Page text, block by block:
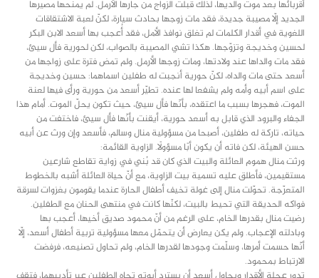
أقربائها بعد موت والديها، لذلك قبلت الزواج من جارها الأرمل. لم يمنحها مصيرها
الجديد إلّا مصيبة جديدة، فقد مات زوجها بحادث سيارة، لكنّ لعبة الاشتقاقات
اللغوية في أقدار الكلمات لم تغلق نوافذ الأمل، فقد أُعجب بها أسعد الابن البكر
لحسين وخديجة وتزوّجها. هكذا تشي المصيبة بالصواب، لكن لحورية فأل سيئ،
فقد مات والداها عند ولادتها، ومات زوجها الأرمل. ولم تمض فترة على زواجها من
أسعد حتى مات والداه، لكنّ حورية أنجبت له طفلين اسماهما: حسين وخديجة
على اسم أبيه وأمه ولم يشفعا لها عنده. تطيّر أسعد من حورية ورأى فيها لعنة
الموت، فهجرها بسبب ما اعتقده، بأنّها فأل سيئ، حيث تكون يحلّ الموت. أمام هذا
الجفاء والبرود الذي قابل به أسعد حورية، أيقنت بأنّها فأل سيئ، فاختفت من
حياته، تاركة له طفلين، أصبحا من مسؤولية منال وسالم، فأسعد وإن ورث عن أبيه
حسن الهيئة، لكن فاته أن يكون أبًا مسؤولًا. الزاوية القائمة:
ورثت منال هموم العائلة والبيت الذي كان قد بُني في زواية تقاطع شارعين
مستقيمين، فأطلق عليه تسمية بيت الزاوية، مع أنّ حياة العائلة أشبه بالخطوط
المتعرّجة. تحوّلت منال إلى غولة تخيف أطفال الحارة عندما يقومون بغزوات لسرقة
فواكه الحديقة التي تحيط بالبيت، لكنّها كانت في منتهى الحنان مع الطفلين.
رضيت منال بقدرها الخام، على الرغم من أنّ محمود صديق أخيها، أعجب بها
وبادلته الإعجاب. ولم يكن يعارض أن يتحمّل معها مسؤولية تربية أطفال أسعد، إلّا
أنّها حسمت أمرها، وسلّمت وجودها لقدرها الخام، ولم تحاول تصنيعه، فرفضت
الارتباط بمحمود.